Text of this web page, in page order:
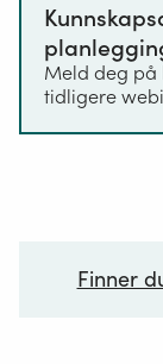
Meld deg på
tidligere
Finner